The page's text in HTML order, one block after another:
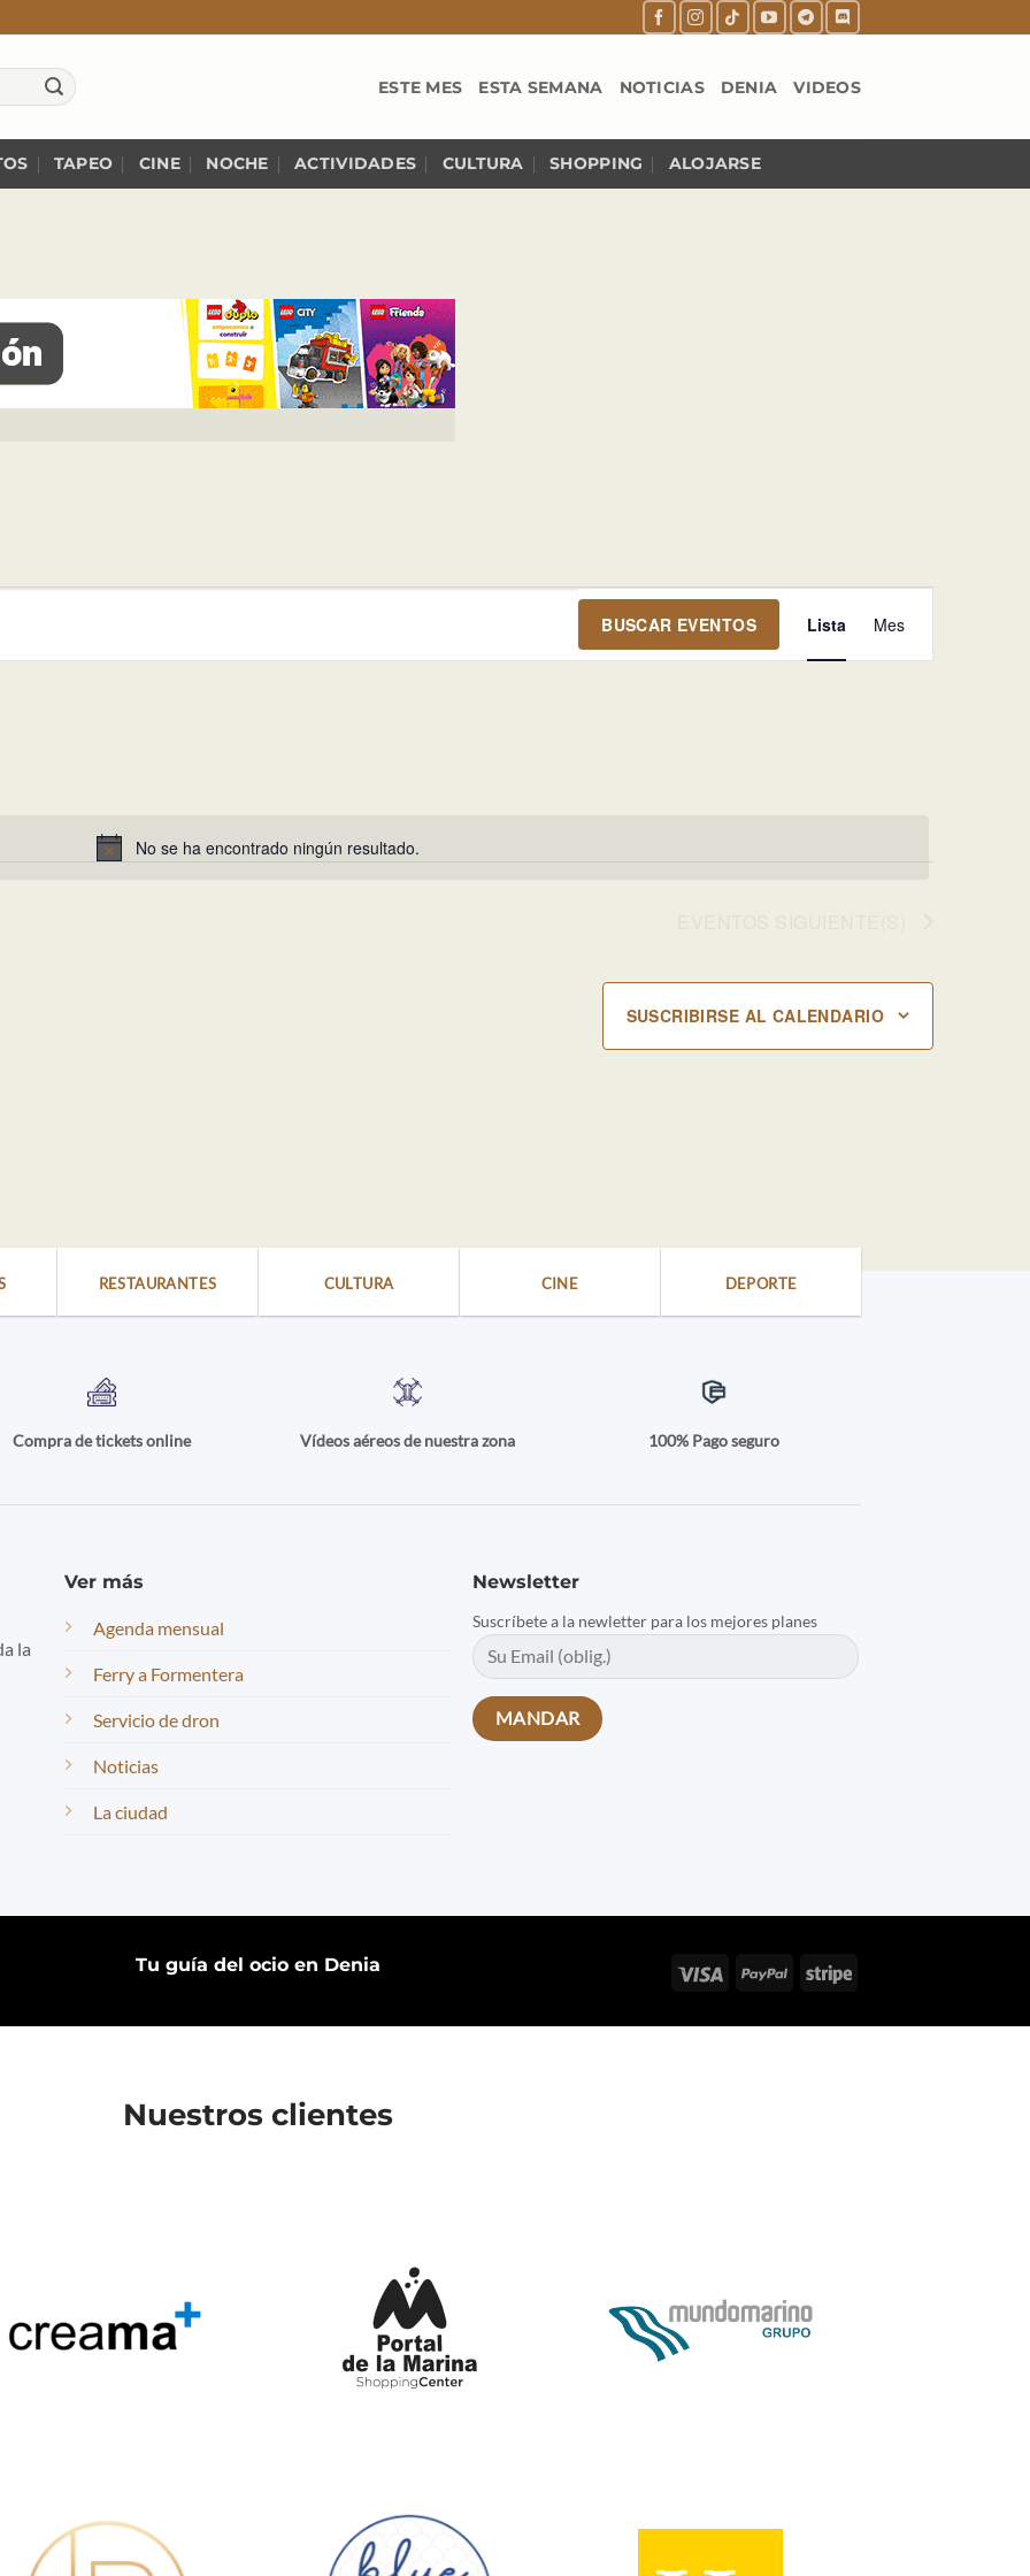
ESTE MES ESTA SEMANA NOTICIAS DENIA VIDEOS
TAPEO CINE NOCHE ACTIVIDADES CULTURA SHOPPING ALOJARSE
Aviso
No se ha encontrado ningún resultado.
BUSCAR EVENTOS Lista Mes
SUSCRIBIRSE AL CALENDARIO
RESTAURANTES CULTURA CINE DEPORTE
Compra de tickets online Vídeos aéreos de nuestra zona 100% Pago seguro
la
Ver más
Agenda mensual
Ferry a Formentera
Servicio de dron
Noticias
La ciudad
Newsletter
Suscríbete a la newletter para los mejores planes
Tu guía del ocio en Denia Visa PayPal Stripe
Nuestros clientes